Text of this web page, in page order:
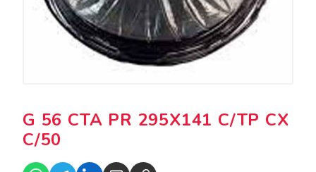
G 56 CTA PR 295X141 C/TP CX
C/50